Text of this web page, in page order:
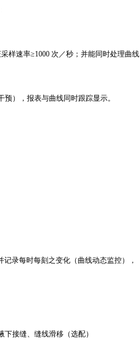
样速率≥1000 次／秒；并能同时处理曲线
），报表与曲线同时跟踪显示。
录每时每刻之变化（曲线动态监控），
接缝、缝线滑移（选配）